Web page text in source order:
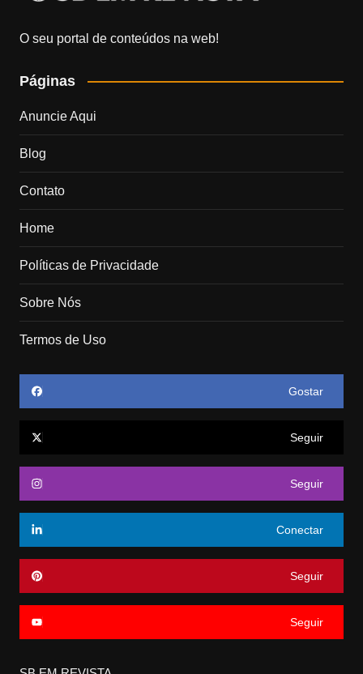
O seu portal de conteúdos na web!
Páginas
Anuncie Aqui
Blog
Contato
Home
Políticas de Privacidade
Sobre Nós
Termos de Uso
Gostar
Seguir
Seguir
Conectar
Seguir
Seguir